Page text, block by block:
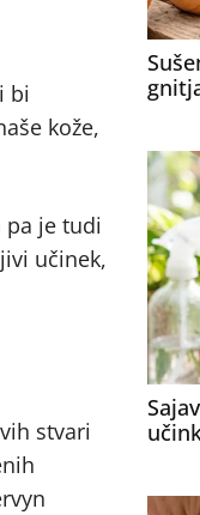
bi
kože,
je tudi
učinek,
stvari